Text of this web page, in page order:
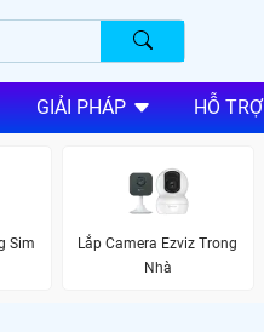
GIẢI PHÁP HỖ TRỢ
Sim
Lắp Camera Ezviz Trong
Nhà